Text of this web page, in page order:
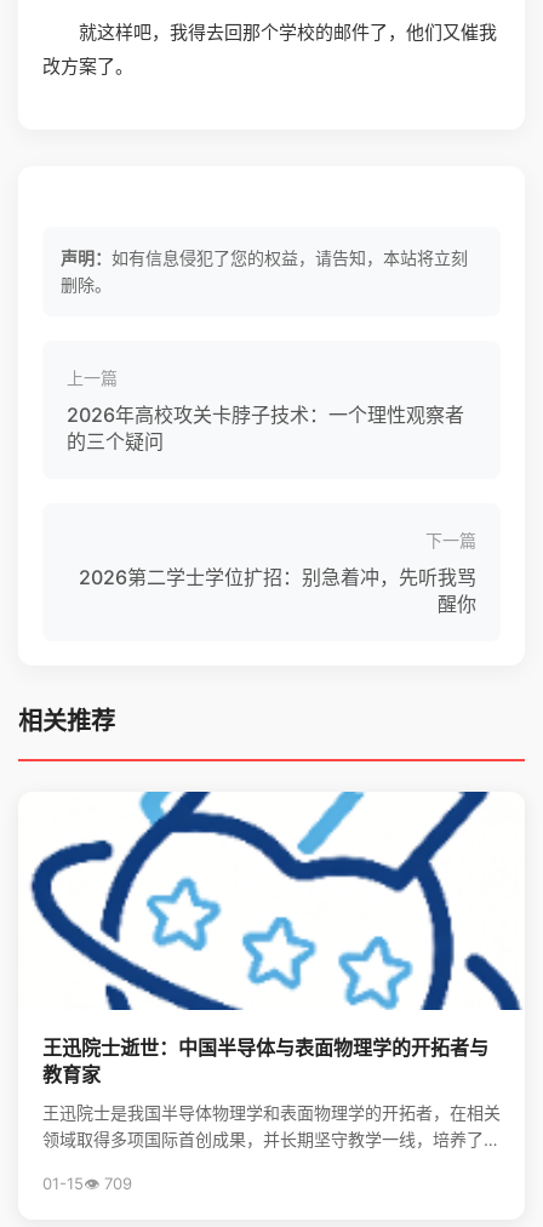
就这样吧，我得去回那个学校的邮件了，他们又催我
改方案了。
声明： 如有信息侵犯了您的权益，请告知，本站将立刻
删除。
上一篇
2026年高校攻关卡脖子技术：一个理性观察者
的三个疑问
下一篇
2026第二学士学位扩招：别急着冲，先听我骂
醒你
相关推荐
王迅院士逝世：中国半导体与表面物理学的开拓者与
教育家
王迅院士是我国半导体物理学和表面物理学的开拓者，在相关
领域取得多项国际首创成果，并长期坚守教学一线，培养了大
01-15👁️ 709